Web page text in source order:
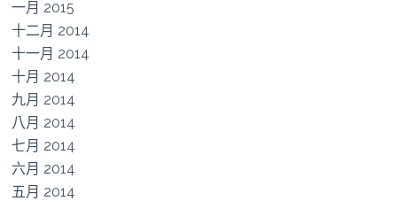
一月 2015
十二月 2014
十一月 2014
十月 2014
九月 2014
八月 2014
七月 2014
六月 2014
五月 2014